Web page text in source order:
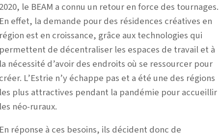
le BEAM a connu un retour en force des tournages.
effet, la demande pour des résidences créatives en
est en croissance, grâce aux technologies qui
de décentraliser les espaces de travail et à
nécessité d’avoir des endroits où se ressourcer pour
L’Estrie n’y échappe pas et a été une des régions
plus attractives pendant la pandémie pour accueillir
néo-ruraux.
réponse à ces besoins, ils décident donc de